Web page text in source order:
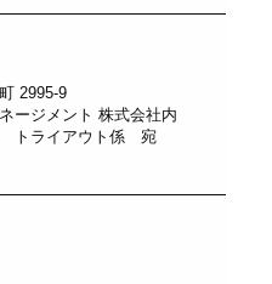
2995-9
ージメント 株式会社内
トライアウト係 宛